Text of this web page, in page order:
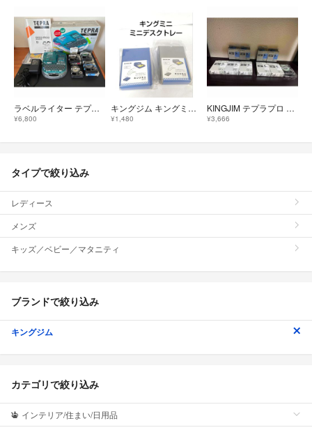
ラベルライター テプラPRO SR232 KING JIM セット
¥6,800
キングジム キングミニシリーズ ミニトレー ブルー、グレー２点セット
¥1,480
KINGJIM テプラプロ テープカートリッジ 白 青 6mm 9mm 計×10
¥3,666
タイプで絞り込み
レディース
メンズ
キッズ／ベビー／マタニティ
ブランドで絞り込み
キングジム
カテゴリで絞り込み
インテリア/住まい/日用品